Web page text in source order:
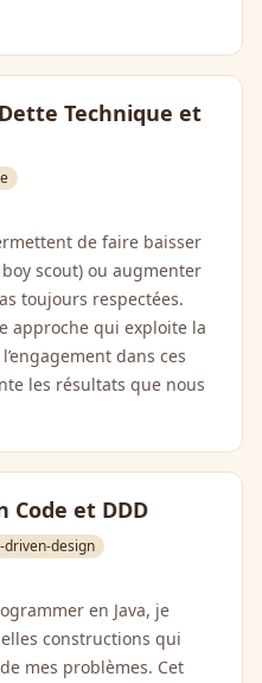
Technique et
de faire baisser
scout) ou augmenter
toujours respectées.
approche qui exploite la
dans ces
les résultats que nous
Code et DDD
design
en Java, je
constructions qui
mes problèmes. Cet